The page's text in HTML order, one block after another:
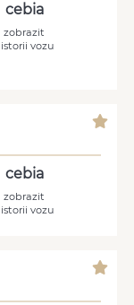
cebia
zobrazit
vozu
cebia
zobrazit
vozu